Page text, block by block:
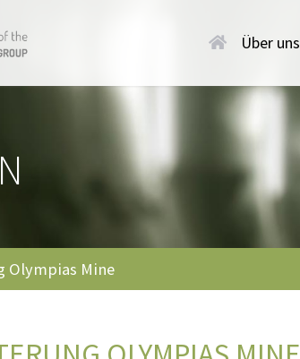
Über uns
Olympias Mine